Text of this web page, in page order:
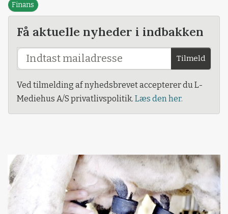
Finans
Få aktuelle nyheder i indbakken
Tilmeld
Ved tilmelding af nyhedsbrevet accepterer du L-
Mediehus A/S privatlivspolitik. Læs den her.